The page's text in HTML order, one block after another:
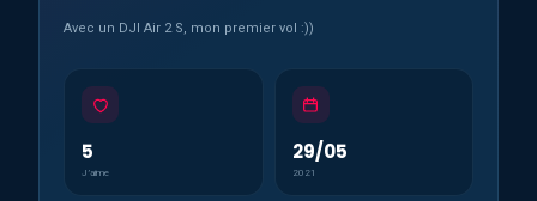
Avec un DJI Air 2 S, mon premier vol :))
5
J’aime
29/05
2021